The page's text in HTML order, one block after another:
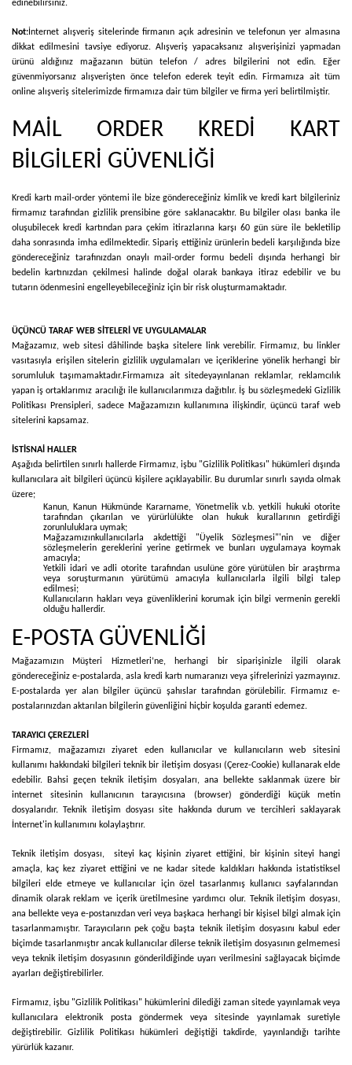
edinebilirsiniz.
Not: İnternet alışveriş sitelerinde firmanın açık adresinin ve telefonun yer almasına
dikkat edilmesini tavsiye ediyoruz. Alışveriş yapacaksanız alışverişinizi yapmadan
ürünü aldığınız mağazanın bütün telefon / adres bilgilerini not edin. Eğer
güvenmiyorsanız alışverişten önce telefon ederek teyit edin. Firmamıza ait tüm
online alışveriş sitelerimizde firmamıza dair tüm bilgiler ve firma yeri belirtilmiştir.
MAİL ORDER KREDİ KART
BİLGİLERİ GÜVENLİĞİ
Kredi kartı mail-order yöntemi ile bize göndereceğiniz kimlik ve kredi kart bilgileriniz
firmamız tarafından gizlilik prensibine göre saklanacaktır. Bu bilgiler olası banka ile
oluşubilecek kredi kartından para çekim itirazlarına karşı 60 gün süre ile bekletilip
daha sonrasında imha edilmektedir. Sipariş ettiğiniz ürünlerin bedeli karşılığında bize
göndereceğiniz tarafınızdan onaylı mail-order formu bedeli dışında herhangi bir
bedelin kartınızdan çekilmesi halinde doğal olarak bankaya itiraz edebilir ve bu
tutarın ödenmesini engelleyebileceğiniz için bir risk oluşturmamaktadır.
ÜÇÜNCÜ TARAF WEB SİTELERİ VE UYGULAMALAR
Mağazamız, web sitesi dâhilinde başka sitelere link verebilir. Firmamız, bu linkler
vasıtasıyla erişilen sitelerin gizlilik uygulamaları ve içeriklerine yönelik herhangi bir
sorumluluk taşımamaktadır.Firmamıza ait sitedeyayınlanan reklamlar, reklamcılık
yapan iş ortaklarımız aracılığı ile kullanıcılarımıza dağıtılır. İş bu sözleşmedeki Gizlilik
Politikası Prensipleri, sadece Mağazamızın kullanımına ilişkindir, üçüncü taraf web
sitelerini kapsamaz.
İSTİSNAİ HALLER
Aşağıda belirtilen sınırlı hallerde Firmamız, işbu "Gizlilik Politikası" hükümleri dışında
kullanıcılara ait bilgileri üçüncü kişilere açıklayabilir. Bu durumlar sınırlı sayıda olmak
üzere;
Kanun, Kanun Hükmünde Kararname, Yönetmelik v.b. yetkili hukuki otorite
tarafından çıkarılan ve yürürlülükte olan hukuk kurallarının getirdiği
zorunluluklara uymak;
Mağazamızınkullanıcılarla akdettiği "Üyelik Sözleşmesi"'nin ve diğer
sözleşmelerin gereklerini yerine getirmek ve bunları uygulamaya koymak
amacıyla;
Yetkili idari ve adli otorite tarafından usulüne göre yürütülen bir araştırma
veya soruşturmanın yürütümü amacıyla kullanıcılarla ilgili bilgi talep
edilmesi;
Kullanıcıların hakları veya güvenliklerini korumak için bilgi vermenin gerekli
olduğu hallerdir.
E-POSTA GÜVENLİĞİ
Mağazamızın Müşteri Hizmetleri’ne, herhangi bir siparişinizle ilgili olarak
göndereceğiniz e-postalarda, asla kredi kartı numaranızı veya şifrelerinizi yazmayınız.
E-postalarda yer alan bilgiler üçüncü şahıslar tarafından görülebilir. Firmamız e-
postalarınızdan aktarılan bilgilerin güvenliğini hiçbir koşulda garanti edemez.
TARAYICI ÇEREZLERİ
Firmamız, mağazamızı ziyaret eden kullanıcılar ve kullanıcıların web sitesini
kullanımı hakkındaki bilgileri teknik bir iletişim dosyası (Çerez-Cookie) kullanarak elde
edebilir. Bahsi geçen teknik iletişim dosyaları, ana bellekte saklanmak üzere bir
internet sitesinin kullanıcının tarayıcısına (browser) gönderdiği küçük metin
dosyalarıdır. Teknik iletişim dosyası site hakkında durum ve tercihleri saklayarak
İnternet'in kullanımını kolaylaştırır.
Teknik iletişim dosyası, siteyi kaç kişinin ziyaret ettiğini, bir kişinin siteyi hangi
amaçla, kaç kez ziyaret ettiğini ve ne kadar sitede kaldıkları hakkında istatistiksel
bilgileri elde etmeye ve kullanıcılar için özel tasarlanmış kullanıcı sayfalarından
dinamik olarak reklam ve içerik üretilmesine yardımcı olur. Teknik iletişim dosyası,
ana bellekte veya e-postanızdan veri veya başkaca herhangi bir kişisel bilgi almak için
tasarlanmamıştır. Tarayıcıların pek çoğu başta teknik iletişim dosyasını kabul eder
biçimde tasarlanmıştır ancak kullanıcılar dilerse teknik iletişim dosyasının gelmemesi
veya teknik iletişim dosyasının gönderildiğinde uyarı verilmesini sağlayacak biçimde
ayarları değiştirebilirler.
Firmamız, işbu "Gizlilik Politikası" hükümlerini dilediği zaman sitede yayınlamak veya
kullanıcılara elektronik posta göndermek veya sitesinde yayınlamak suretiyle
değiştirebilir. Gizlilik Politikası hükümleri değiştiği takdirde, yayınlandığı tarihte
yürürlük kazanır.